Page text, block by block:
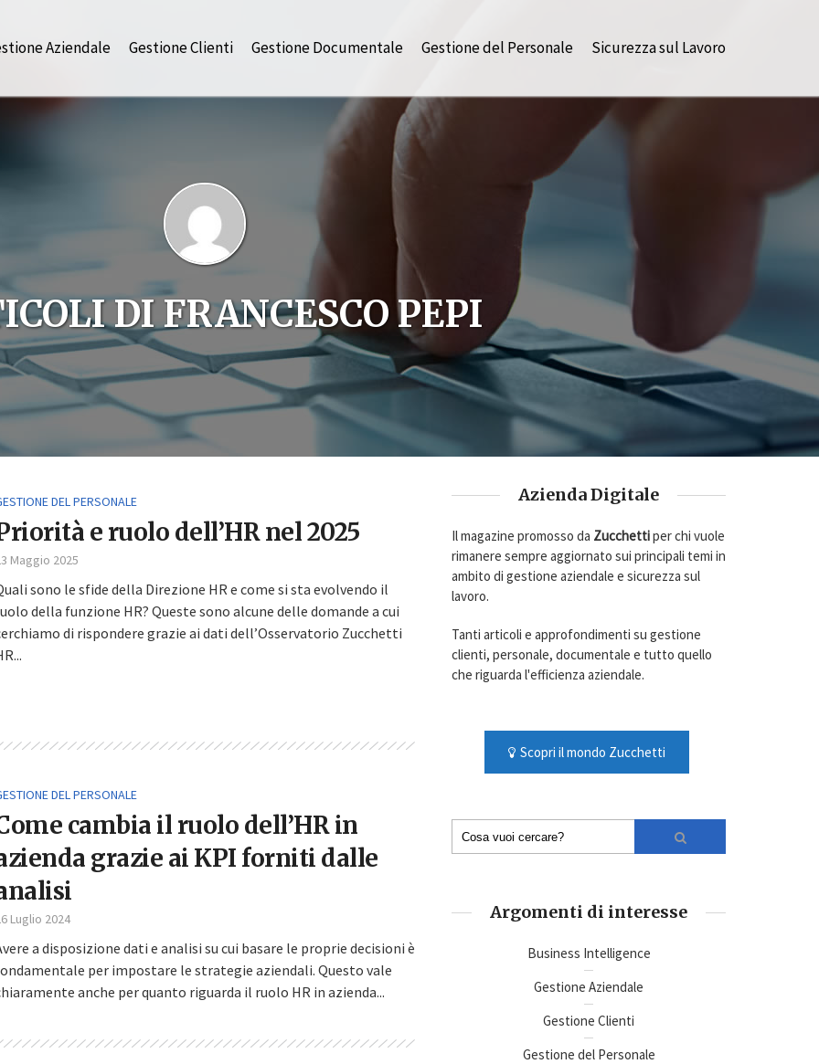
Aziendale Gestione Clienti Gestione Documentale Gestione del Personale Sicurezza sul Lavoro
DI FRANCESCO PEPI
DEL PERSONALE
e ruolo dell’HR nel 2025
Maggio 2025
sono le sfide della Direzione HR e come si sta evolvendo il
della funzione HR? Queste sono alcune delle domande a cui
di rispondere grazie ai dati dell’Osservatorio Zucchetti
DEL PERSONALE
cambia il ruolo dell’HR in
grazie ai KPI forniti dalle
Luglio 2024
a disposizione dati e analisi su cui basare le proprie decisioni è
per impostare le strategie aziendali. Questo vale
anche per quanto riguarda il ruolo HR in azienda...
Azienda Digitale
Il magazine promosso da Zucchettiper chi vuole
rimanere sempre aggiornato sui principali temi in
ambito di gestione aziendale e sicurezza sul
lavoro.
Tanti articoli e approfondimenti su gestione
clienti, personale, documentale e tutto quello
che riguarda l'efficienza aziendale.
Scopri il mondo Zucchetti
Argomenti di interesse
Business Intelligence
Gestione Aziendale
Gestione Clienti
Gestione del Personale